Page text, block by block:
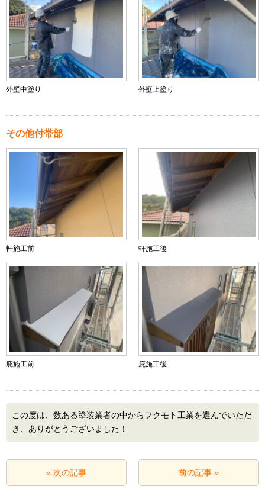
外壁中塗り 外壁上塗り
その他付帯部
軒施工前 軒施工後
庇施工前 庇施工後
この度は、数ある塗装業者の中からフクモト工業を選んでいただ
き、ありがとうございました！
« 次の記事 前の記事 »